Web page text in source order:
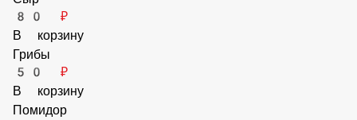
Сыр
80 ₽
В корзину
Грибы
50 ₽
В корзину